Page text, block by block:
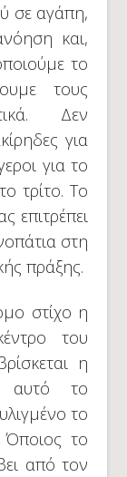
σε αγάπη,
και,
το
τους
Δεν
για
για το
τρίτο. Το
επιτρέπει
στη
πράξης.
στίχο η
του
η
αυτό το
το
Όποιος το
από τον